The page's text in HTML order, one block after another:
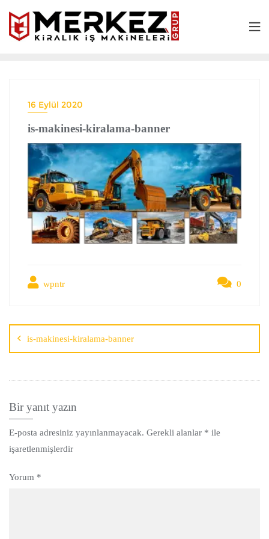
16 Eylül 2020
is-makinesi-kiralama-banner
wpntr 0
is-makinesi-kiralama-banner
Bir yanıt yazın
E-posta adresiniz yayınlanmayacak. Gerekli alanlar * ile
işaretlenmişlerdir
Yorum *